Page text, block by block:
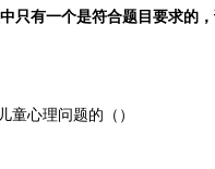
有一个是符合题目要求的，
心理问题的（）